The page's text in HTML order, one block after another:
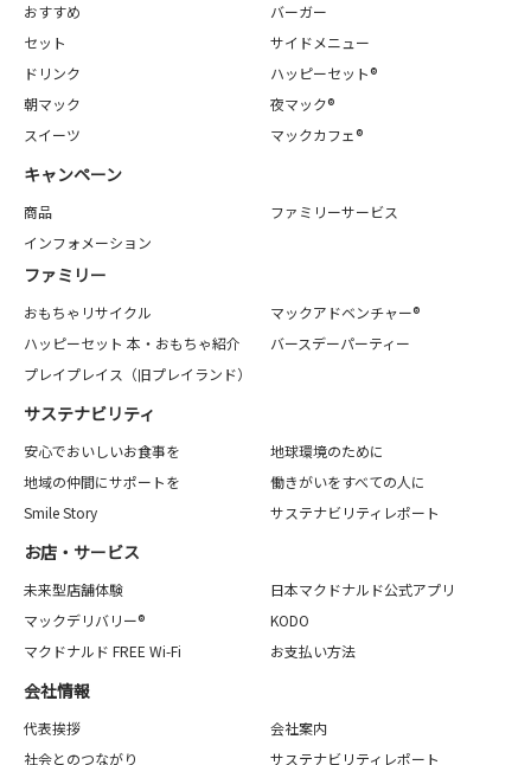
おすすめ
バーガー
セット
サイドメニュー
ドリンク
ハッピーセット®
朝マック
夜マック®
スイーツ
マックカフェ®
キャンペーン
商品
ファミリーサービス
インフォメーション
ファミリー
おもちゃリサイクル
マックアドベンチャー®
ハッピーセット 本・おもちゃ紹介
バースデーパーティー
プレイプレイス（旧プレイランド）
サステナビリティ
安心でおいしいお食事を
地球環境のために
地域の仲間にサポートを
働きがいをすべての人に
Smile Story
サステナビリティレポート
お店・サービス
未来型店舗体験
日本マクドナルド公式アプリ
マックデリバリー®
KODO
マクドナルド FREE Wi-Fi
お支払い方法
会社情報
代表挨拶
会社案内
社会とのつながり
サステナビリティレポート